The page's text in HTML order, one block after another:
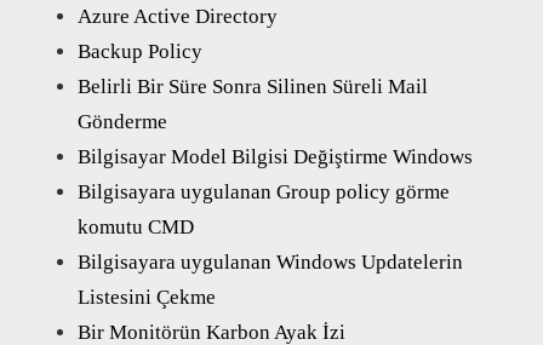
Azure Active Directory
Backup Policy
Belirli Bir Süre Sonra Silinen Süreli Mail
Gönderme
Bilgisayar Model Bilgisi Değiştirme Windows
Bilgisayara uygulanan Group policy görme
komutu CMD
Bilgisayara uygulanan Windows Updatelerin
Listesini Çekme
Bir Monitörün Karbon Ayak İzi